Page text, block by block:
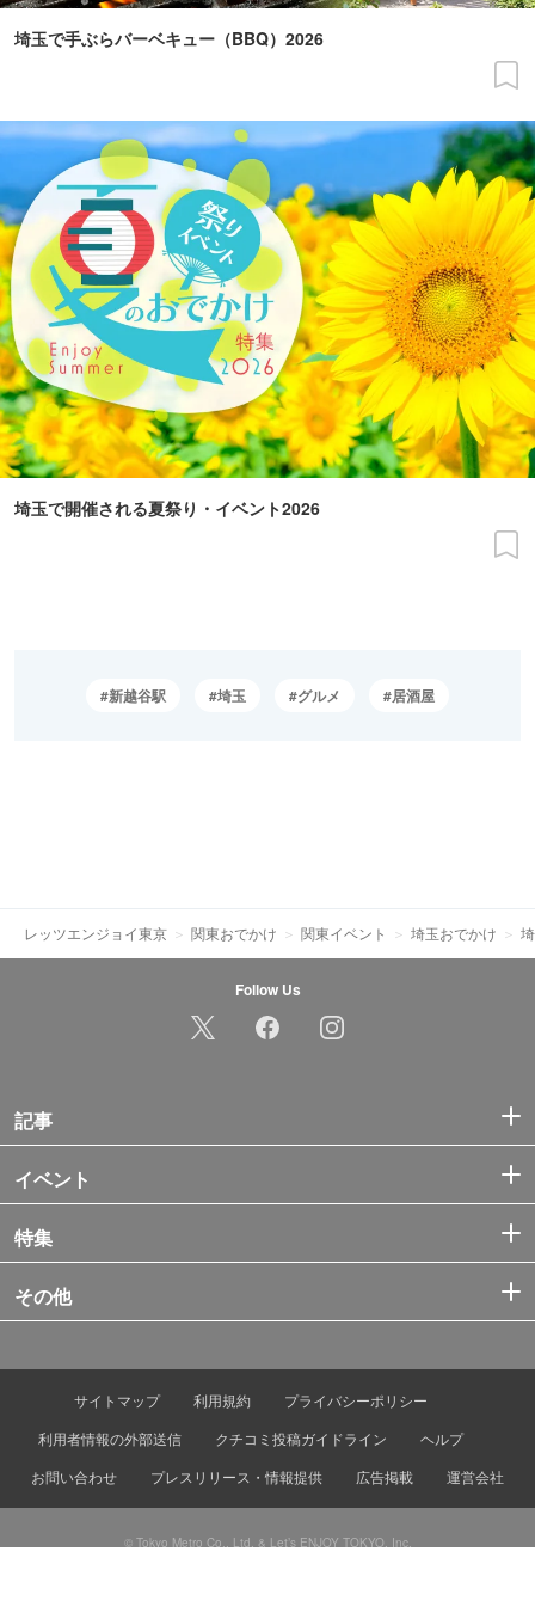
埼玉で手ぶらバーベキュー（BBQ）2026
埼玉で開催される夏祭り・イベント2026
新越谷駅 埼玉 グルメ 居酒屋
レッツエンジョイ東京 関東おでかけ 関東イベント 埼玉おでかけ
Follow Us
記事
イベント
特集
その他
サイトマップ 利用規約
プライバシーポリシー
利用者情報の外部送信
クチコミ投稿ガイドライン
ヘルプ
お問い合わせ
プレスリリース・情報提供 広告掲載 運営会社
© Tokyo Metro Co., Ltd. & Let’s ENJOY TOKYO, Inc.